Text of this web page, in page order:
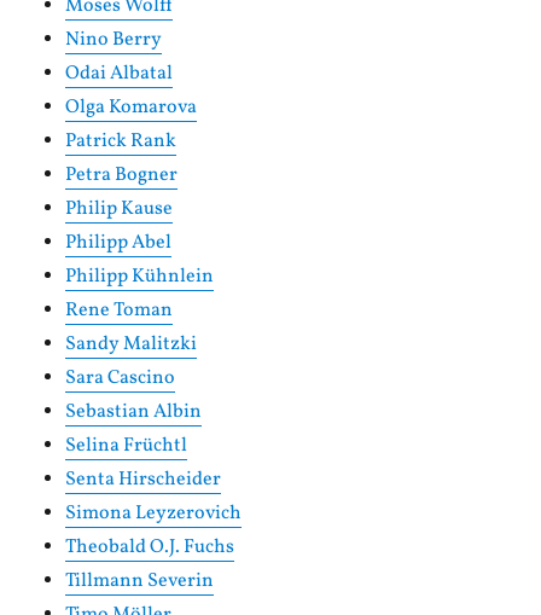
Moses Wolff
Nino Berry
Odai Albatal
Olga Komarova
Patrick Rank
Petra Bogner
Philip Kause
Philipp Abel
Philipp Kühnlein
Rene Toman
Sandy Malitzki
Sara Cascino
Sebastian Albin
Selina Früchtl
Senta Hirscheider
Simona Leyzerovich
Theobald O.J. Fuchs
Tillmann Severin